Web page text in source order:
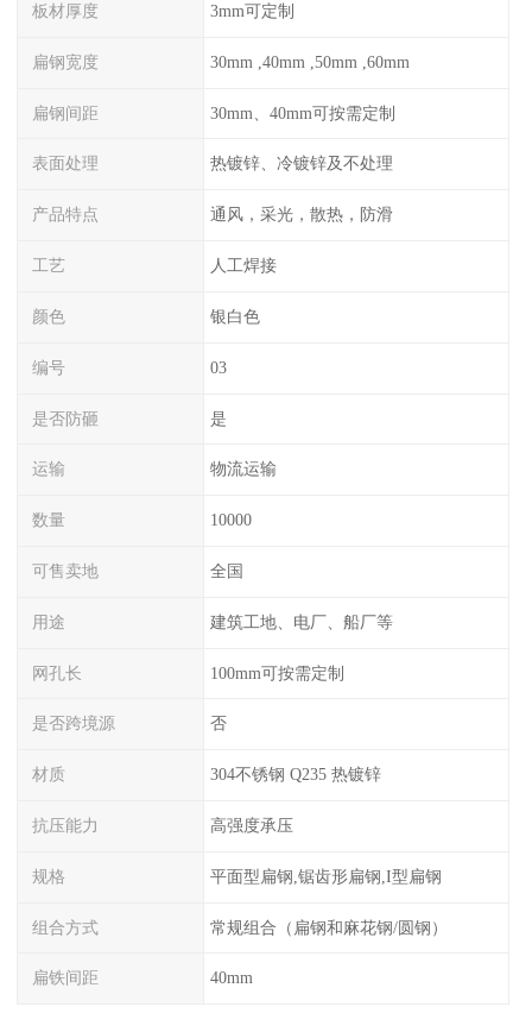
板材厚度 3mm可定制
扁钢宽度 30mm ,40mm ,50mm ,60mm
扁钢间距 30mm、40mm可按需定制
表面处理 热镀锌、冷镀锌及不处理
产品特点 通风，采光，散热，防滑
工艺 人工焊接
颜色 银白色
编号 03
是否防砸 是
运输 物流运输
数量 10000
可售卖地 全国
用途 建筑工地、电厂、船厂等
网孔长 100mm可按需定制
是否跨境源 否
材质 304不锈钢 Q235 热镀锌
抗压能力 高强度承压
规格 平面型扁钢,锯齿形扁钢,I型扁钢
组合方式 常规组合（扁钢和麻花钢/圆钢）
扁铁间距 40mm